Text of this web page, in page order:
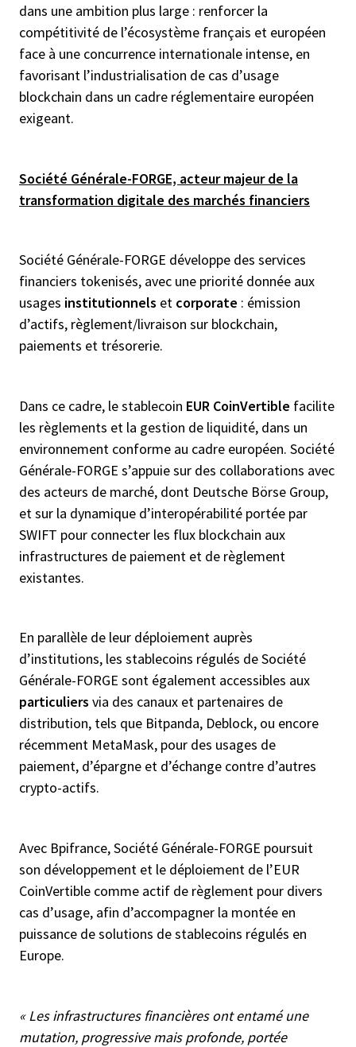
dans une ambition plus large : renforcer la
compétitivité de l’écosystème français et européen
face à une concurrence internationale intense, en
favorisant l’industrialisation de cas d’usage
blockchain dans un cadre réglementaire européen
exigeant.
Société Générale-FORGE, acteur majeur de la
transformation digitale des marchés financiers
Société Générale-FORGE développe des services
financiers tokenisés, avec une priorité donnée aux
usages institutionnels et corporate : émission
d’actifs, règlement/livraison sur blockchain,
paiements et trésorerie.
Dans ce cadre, le stablecoin EUR CoinVertible facilite
les règlements et la gestion de liquidité, dans un
environnement conforme au cadre européen. Société
Générale-FORGE s’appuie sur des collaborations avec
des acteurs de marché, dont Deutsche Börse Group,
et sur la dynamique d’interopérabilité portée par
SWIFT pour connecter les flux blockchain aux
infrastructures de paiement et de règlement
existantes.
En parallèle de leur déploiement auprès
d’institutions, les stablecoins régulés de Société
Générale-FORGE sont également accessibles aux
particuliers via des canaux et partenaires de
distribution, tels que Bitpanda, Deblock, ou encore
récemment MetaMask, pour des usages de
paiement, d’épargne et d’échange contre d’autres
crypto-actifs.
Avec Bpifrance, Société Générale-FORGE poursuit
son développement et le déploiement de l’EUR
CoinVertible comme actif de règlement pour divers
cas d’usage, afin d’accompagner la montée en
puissance de solutions de stablecoins régulés en
Europe.
« Les infrastructures financières ont entamé une
mutation, progressive mais profonde, portée